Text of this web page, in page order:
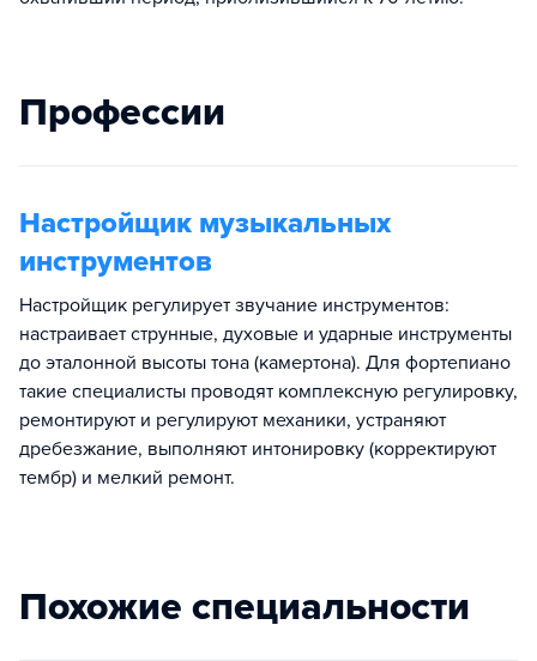
Профессии
Настройщик музыкальных
инструментов
Настройщик регулирует звучание инструментов:
настраивает струнные, духовые и ударные инструменты
до эталонной высоты тона (камертона). Для фортепиано
такие специалисты проводят комплексную регулировку,
ремонтируют и регулируют механики, устраняют
дребезжание, выполняют интонировку (корректируют
тембр) и мелкий ремонт.
Похожие специальности